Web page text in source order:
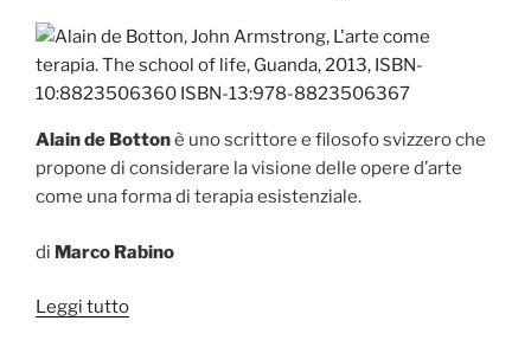
dell’anima”
Alain de Bottonè uno scrittore e filosofo svizzero che
propone di considerare la visione delle opere d’arte
come una forma di terapia esistenziale.
di Marco Rabino
Leggi tutto“Alain